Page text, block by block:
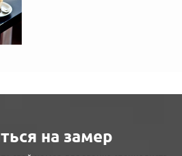
на замер